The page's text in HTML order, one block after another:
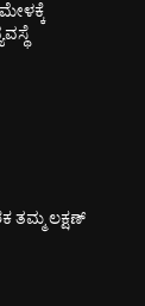
ತಮ್ಮ ಲಕ್ಷಣ್